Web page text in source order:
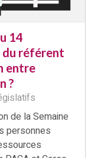
14
du référent
entre
?
de la Semaine
personnes